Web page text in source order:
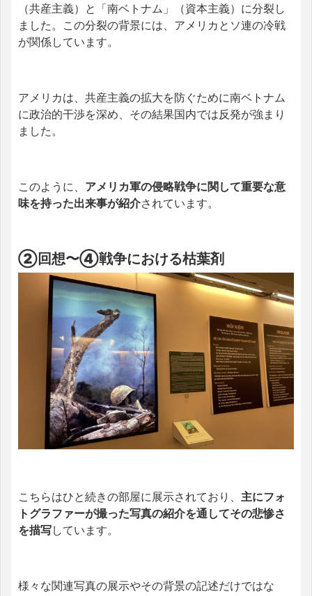
（共産主義）と「南ベトナム」（資本主義）に分裂し
ました。この分裂の背景には、アメリカとソ連の冷戦
が関係しています。
アメリカは、共産主義の拡大を防ぐために南ベトナム
に政治的干渉を深め、その結果国内では反発が強まり
ました。
このように、 アメリカ軍の侵略戦争に関して重要な意
味を持った出来事が紹介されています。
②回想〜④戦争における枯葉剤
こちらはひと続きの部屋に展示されており、 主にフォ
トグラファーが撮った写真の紹介を通してその悲惨さ
を描写しています。
様々な関連写真の展示やその背景の記述だけではな